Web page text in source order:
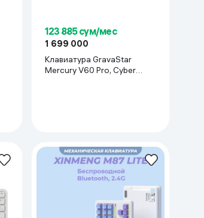
123 885 сум/мес
1 699 000
Клавиатура GravaStar
Mercury V60 Pro, Cyber